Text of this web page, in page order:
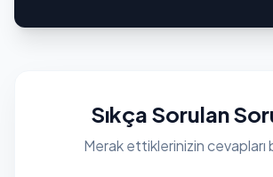
Sıkça Sorulan
Merak ettiklerinizin cevapları